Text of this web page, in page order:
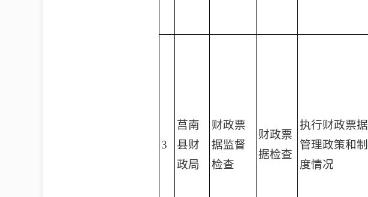
3
莒南
县财
政局
财政票
据监督
检查
财政票
据检查
执行财政票据
管理政策和制
度情况